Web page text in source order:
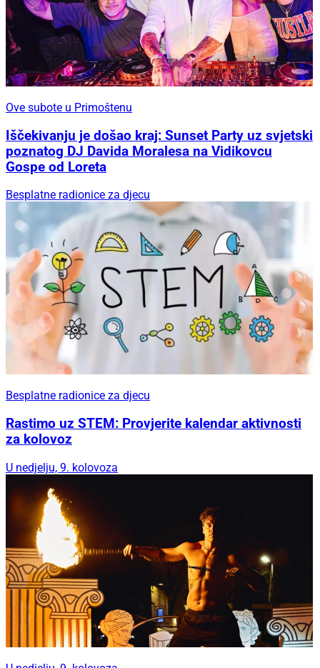
Ove subote u Primoštenu
Iščekivanju je došao kraj: Sunset Party uz svjetski
poznatog DJ Davida Moralesa na Vidikovcu
Gospe od Loreta
Besplatne radionice za djecu
Besplatne radionice za djecu
Rastimo uz STEM: Provjerite kalendar aktivnosti
za kolovoz
U nedjelju, 9. kolovoza